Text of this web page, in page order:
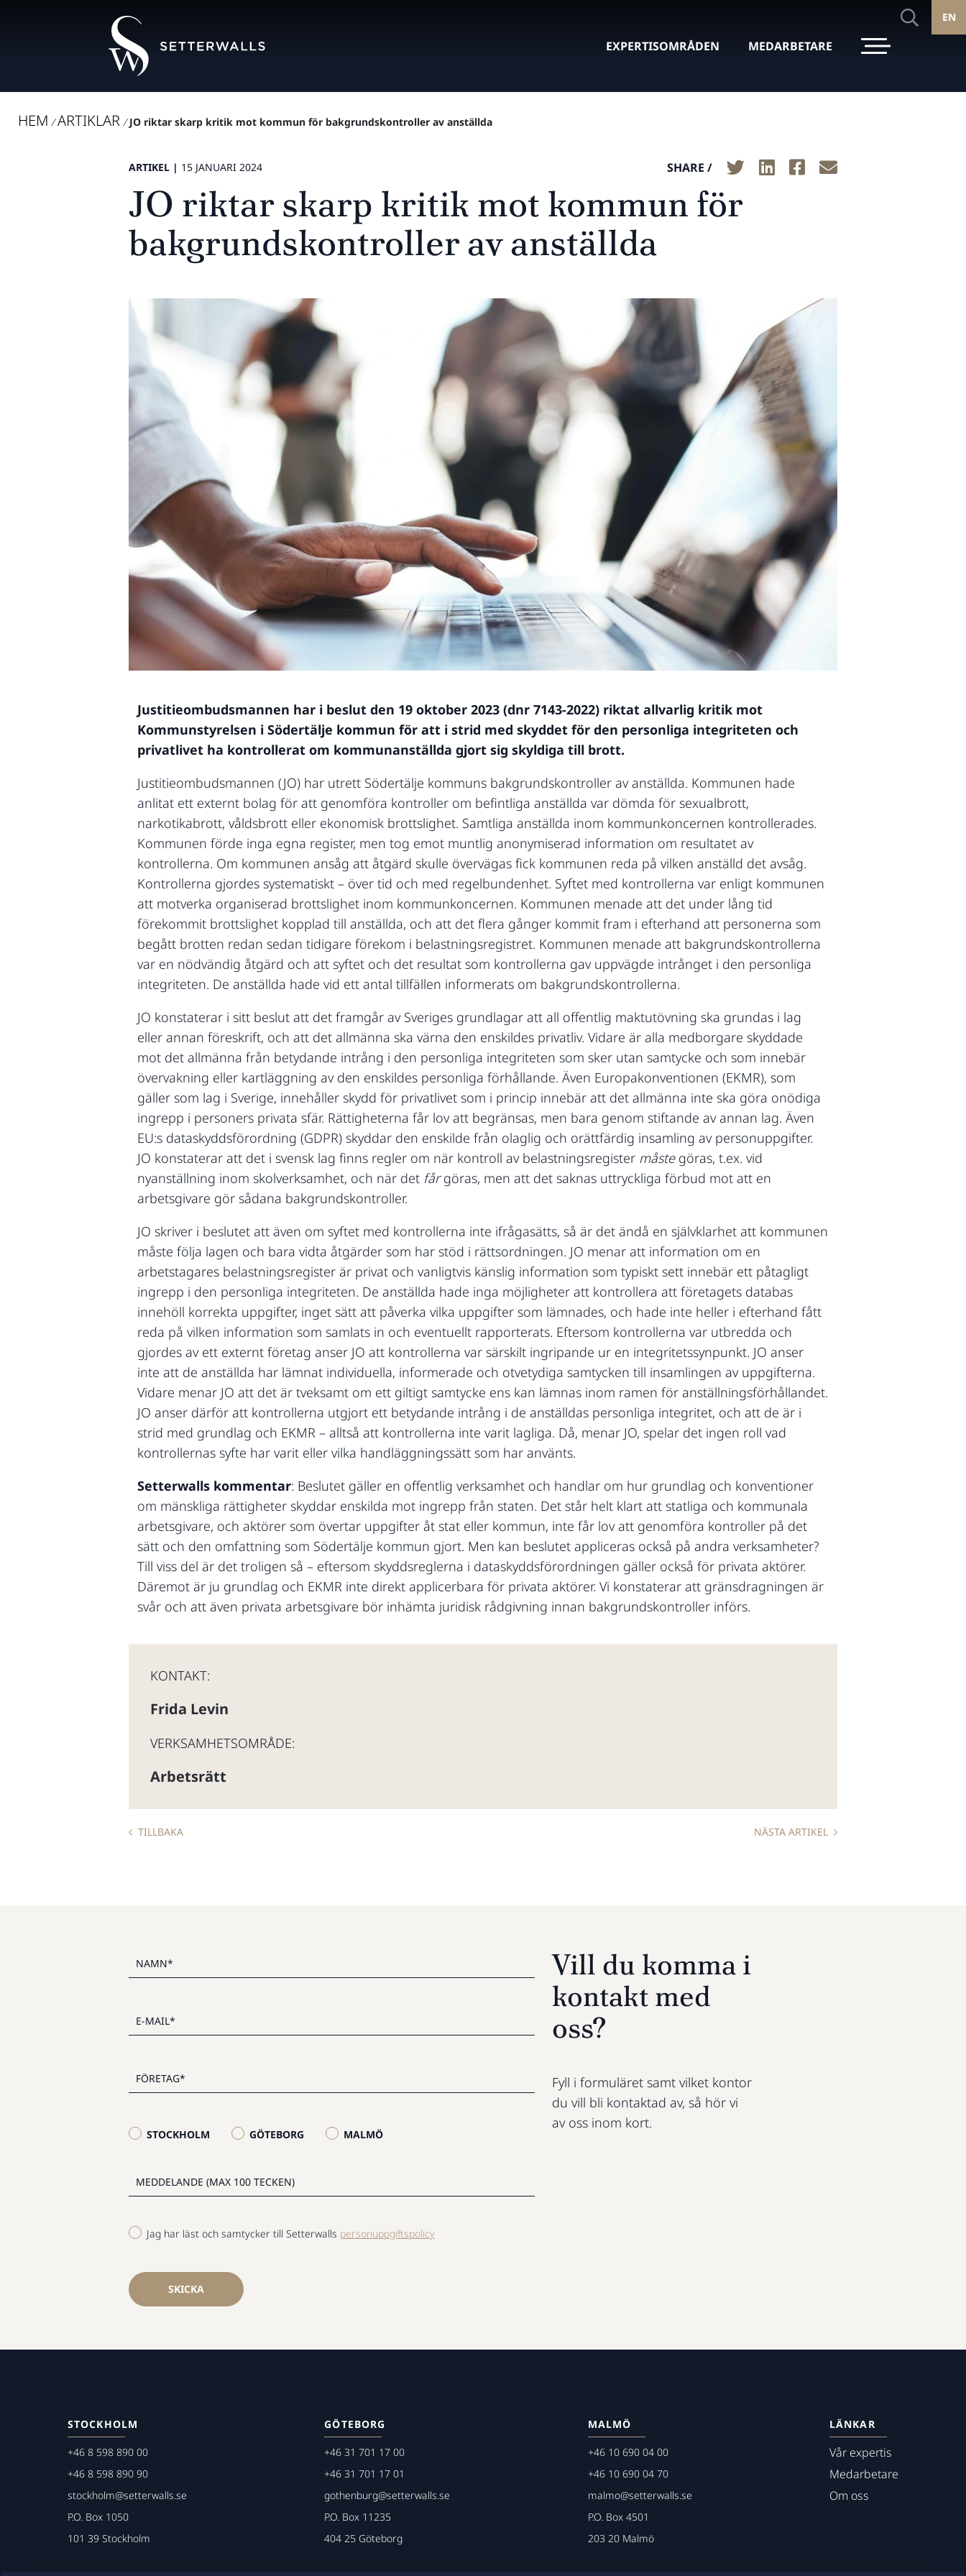
EXPERTISOMRÅDEN MEDARBETARE
EN
HEM / ARTIKLAR / JO riktar skarp kritik mot kommun för bakgrundskontroller av anställda
ARTIKEL | 15 JANUARI 2024 SHARE /
JO riktar skarp kritik mot kommun för
bakgrundskontroller av anställda
Justitieombudsmannen har i beslut den 19 oktober 2023 (dnr 7143-2022) riktat allvarlig kritik mot
Kommunstyrelsen i Södertälje kommun för att i strid med skyddet för den personliga integriteten och
privatlivet ha kontrollerat om kommunanställda gjort sig skyldiga till brott.
Justitieombudsmannen (JO) har utrett Södertälje kommuns bakgrundskontroller av anställda. Kommunen hade
anlitat ett externt bolag för att genomföra kontroller om befintliga anställda var dömda för sexualbrott,
narkotikabrott, våldsbrott eller ekonomisk brottslighet. Samtliga anställda inom kommunkoncernen kontrollerades.
Kommunen förde inga egna register, men tog emot muntlig anonymiserad information om resultatet av
kontrollerna. Om kommunen ansåg att åtgärd skulle övervägas fick kommunen reda på vilken anställd det avsåg.
Kontrollerna gjordes systematiskt – över tid och med regelbundenhet. Syftet med kontrollerna var enligt kommunen
att motverka organiserad brottslighet inom kommunkoncernen. Kommunen menade att det under lång tid
förekommit brottslighet kopplad till anställda, och att det flera gånger kommit fram i efterhand att personerna som
begått brotten redan sedan tidigare förekom i belastningsregistret. Kommunen menade att bakgrundskontrollerna
var en nödvändig åtgärd och att syftet och det resultat som kontrollerna gav uppvägde intrånget i den personliga
integriteten. De anställda hade vid ett antal tillfällen informerats om bakgrundskontrollerna.
JO konstaterar i sitt beslut att det framgår av Sveriges grundlagar att all offentlig maktutövning ska grundas i lag
eller annan föreskrift, och att det allmänna ska värna den enskildes privatliv. Vidare är alla medborgare skyddade
mot det allmänna från betydande intrång i den personliga integriteten som sker utan samtycke och som innebär
övervakning eller kartläggning av den enskildes personliga förhållande. Även Europakonventionen (EKMR), som
gäller som lag i Sverige, innehåller skydd för privatlivet som i princip innebär att det allmänna inte ska göra onödiga
ingrepp i personers privata sfär. Rättigheterna får lov att begränsas, men bara genom stiftande av annan lag. Även
EU:s dataskyddsförordning (GDPR) skyddar den enskilde från olaglig och orättfärdig insamling av personuppgifter.
JO konstaterar att det i svensk lag finns regler om när kontroll av belastningsregister måstegöras, t.ex. vid
nyanställning inom skolverksamhet, och när det fårgöras, men att det saknas uttryckliga förbud mot att en
arbetsgivare gör sådana bakgrundskontroller.
JO skriver i beslutet att även om syftet med kontrollerna inte ifrågasätts, så är det ändå en självklarhet att kommunen
måste följa lagen och bara vidta åtgärder som har stöd i rättsordningen. JO menar att information om en
arbetstagares belastningsregister är privat och vanligtvis känslig information som typiskt sett innebär ett påtagligt
ingrepp i den personliga integriteten. De anställda hade inga möjligheter att kontrollera att företagets databas
innehöll korrekta uppgifter, inget sätt att påverka vilka uppgifter som lämnades, och hade inte heller i efterhand fått
reda på vilken information som samlats in och eventuellt rapporterats. Eftersom kontrollerna var utbredda och
gjordes av ett externt företag anser JO att kontrollerna var särskilt ingripande ur en integritetssynpunkt. JO anser
inte att de anställda har lämnat individuella, informerade och otvetydiga samtycken till insamlingen av uppgifterna.
Vidare menar JO att det är tveksamt om ett giltigt samtycke ens kan lämnas inom ramen för anställningsförhållandet.
JO anser därför att kontrollerna utgjort ett betydande intrång i de anställdas personliga integritet, och att de är i
strid med grundlag och EKMR – alltså att kontrollerna inte varit lagliga. Då, menar JO, spelar det ingen roll vad
kontrollernas syfte har varit eller vilka handläggningssätt som har använts.
Setterwalls kommentar: Beslutet gäller en offentlig verksamhet och handlar om hur grundlag och konventioner
om mänskliga rättigheter skyddar enskilda mot ingrepp från staten. Det står helt klart att statliga och kommunala
arbetsgivare, och aktörer som övertar uppgifter åt stat eller kommun, inte får lov att genomföra kontroller på det
sätt och den omfattning som Södertälje kommun gjort. Men kan beslutet appliceras också på andra verksamheter?
Till viss del är det troligen så – eftersom skyddsreglerna i dataskyddsförordningen gäller också för privata aktörer.
Däremot är ju grundlag och EKMR inte direkt applicerbara för privata aktörer. Vi konstaterar att gränsdragningen är
svår och att även privata arbetsgivare bör inhämta juridisk rådgivning innan bakgrundskontroller införs.
KONTAKT:
Frida Levin
VERKSAMHETSOMRÅDE:
Arbetsrätt
TILLBAKA NÄSTA ARTIKEL
STOCKHOLM GÖTEBORG MALMÖ
Jag har läst och samtycker till Setterwalls personuppgiftspolicy
SKICKA
Vill du komma i
kontakt med
oss?
Fyll i formuläret samt vilket kontor
du vill bli kontaktad av, så hör vi
av oss inom kort.
STOCKHOLM
+46 8 598 890 00
+46 8 598 890 90
stockholm@setterwalls.se
P.O. Box 1050
101 39 Stockholm
GÖTEBORG
+46 31 701 17 00
+46 31 701 17 01
gothenburg@setterwalls.se
P.O. Box 11235
404 25 Göteborg
MALMÖ
+46 10 690 04 00
+46 10 690 04 70
malmo@setterwalls.se
P.O. Box 4501
203 20 Malmö
LÄNKAR
Vår expertis
Medarbetare
Om oss